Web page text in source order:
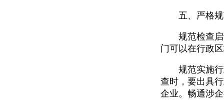
五、严格规
规范检查启动
门可以在行政
规范实施行政
查时，要出具
企业。畅通涉